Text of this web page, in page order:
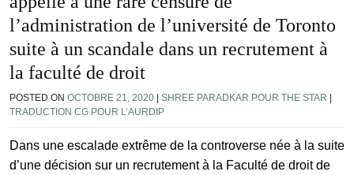
l’administration de l’université de Toronto
suite à un scandale dans un recrutement à
la faculté de droit
POSTED ON OCTOBRE 21, 2020 SHREE PARADKAR POUR THE STAR
TRADUCTION CG POUR L’AURDIP
Dans une escalade extrême de la controverse née à la suite
d’une décision sur un recrutement à la Faculté de droit de